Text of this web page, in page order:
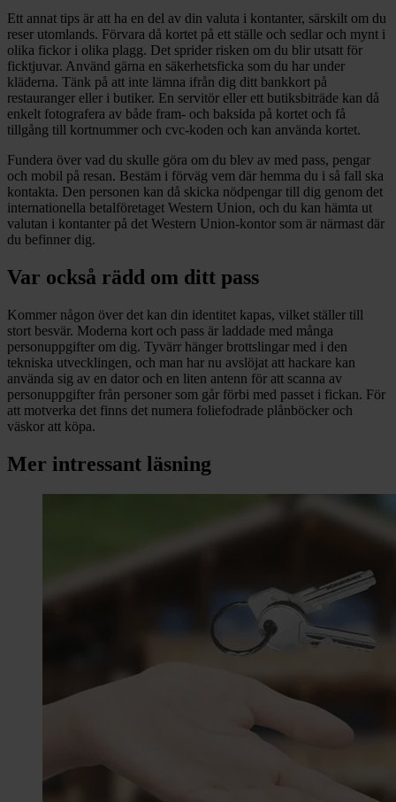
Ett annat tips är att ha en del av din valuta i kontanter, särskilt om du
reser utomlands. Förvara då kortet på ett ställe och sedlar och mynt i
olika fickor i olika plagg. Det sprider risken om du blir utsatt för
ficktjuvar. Använd gärna en säkerhets­ficka som du har under
kläderna. Tänk på att inte lämna ifrån dig ditt bankkort på
restauranger eller i butiker. En servitör eller ett butiksbiträde kan då
enkelt fotografera av både fram- och baksida på kortet och få
tillgång till kortnummer och cvc-koden och kan använda kortet.
Fundera över vad du skulle göra om du blev av med pass, pengar
och mobil på resan. Bestäm i förväg vem där hemma du i så fall ska
kontakta. Den personen kan då skicka nödpengar till dig genom det
internationella betalföretaget Western Union, och du kan hämta ut
valutan i kontanter på det Western Union-kontor som är närmast där
du befinner dig.
Var också rädd om ditt pass
Kommer någon över det kan din identitet kapas, vilket ställer till
stort besvär. Moderna kort och pass är laddade med många
personuppgifter om dig. Tyvärr hänger brottslingar med i den
tekniska utvecklingen, och man har nu avslöjat att hackare kan
använda sig av en dator och en liten antenn för att scanna av
personuppgifter från personer som går förbi med passet i fickan. För
att motverka det finns det numera foliefodrade plånböcker och
väskor att köpa.
Mer intressant läsning